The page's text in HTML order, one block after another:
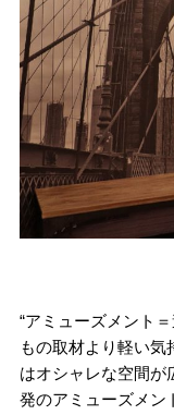
“アミューズメント
もの取材より軽い気
はオシャレな空間が
発のアミューズメン